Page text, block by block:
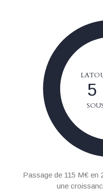
5
Passage de 115 M€ en
une